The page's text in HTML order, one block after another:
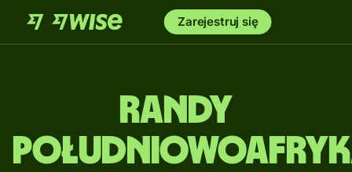
Zarejestruj się
Randy